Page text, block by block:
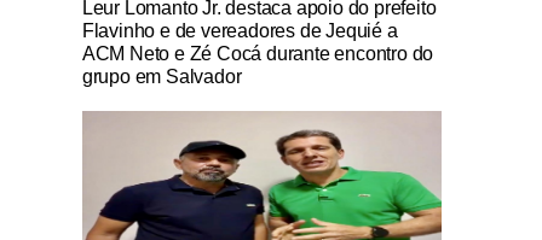
Leur Lomanto Jr. destaca apoio do prefeito
Flavinho e de vereadores de Jequié a
ACM Neto e Zé Cocá durante encontro do
grupo em Salvador